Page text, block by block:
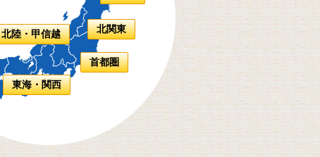
北陸・甲信越
首都圏
北関東
東海・関西